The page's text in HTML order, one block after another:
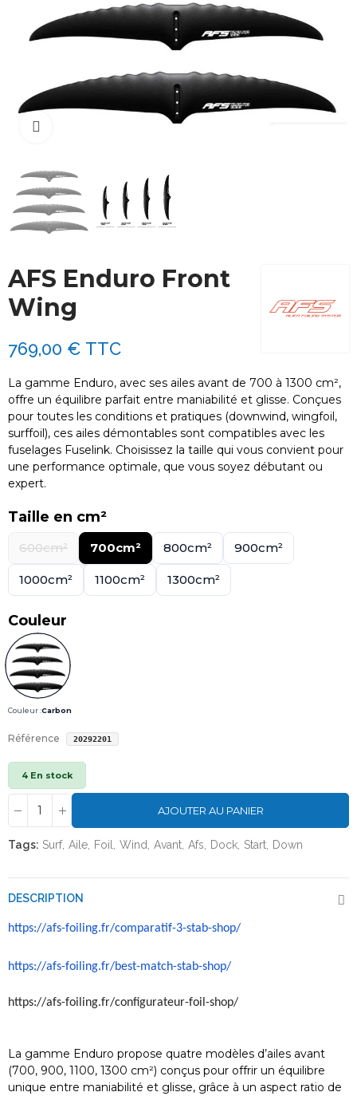
AFS Enduro Front
Wing
769,00 € TTC
La gamme Enduro, avec ses ailes avant de 700 à 1300 cm²,
offre un équilibre parfait entre maniabilité et glisse. Conçues
pour toutes les conditions et pratiques (downwind, wingfoil,
surffoil), ces ailes démontables sont compatibles avec les
fuselages Fuselink. Choisissez la taille qui vous convient pour
une performance optimale, que vous soyez débutant ou
expert.
Taille en cm²
600cm² 700cm² 800cm² 900cm²
1000cm² 1100cm² 1300cm²
Couleur
Couleur :Carbon
Référence 20292201
4 En stock
AJOUTER AU PANIER
Tags: Surf Aile Foil Wind Avant Afs Dock Start Down
DESCRIPTION
https://afs-foiling.fr/comparatif-3-stab-shop/
https://afs-foiling.fr/best-match-stab-shop/
https://afs-foiling.fr/configurateur-foil-shop/
La gamme Enduro propose quatre modèles d’ailes avant
(700, 900, 1100, 1300 cm²) conçus pour offrir un équilibre
unique entre maniabilité et glisse, grâce à un aspect ratio de